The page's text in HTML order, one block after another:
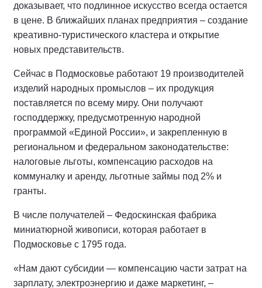
доказывает, что подлинное искусство всегда остается
в цене. В ближайших планах предприятия – создание
креативно-туристического кластера и открытие
новых представительств.
Сейчас в Подмосковье работают 19 производителей
изделий народных промыслов – их продукция
поставляется по всему миру. Они получают
господдержку, предусмотренную народной
программой «Единой России», и закрепленную в
региональном и федеральном законодательстве:
налоговые льготы, компенсацию расходов на
коммуналку и аренду, льготные займы под 2% и
гранты.
В числе получателей – Федоскинская фабрика
миниатюрной живописи, которая работает в
Подмосковье с 1795 года.
«Нам дают субсидии — компенсацию части затрат на
зарплату, электроэнергию и даже маркетинг, –